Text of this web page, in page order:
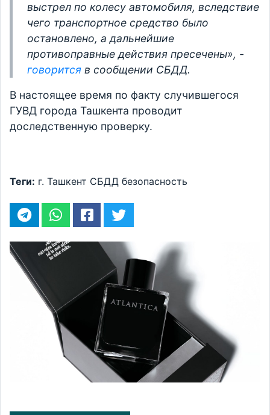
выстрел по колесу автомобиля, вследствие
чего транспортное средство было
остановлено, а дальнейшие
противоправные действия пресечены», -
говорится в сообщении СБДД.
В настоящее время по факту случившегося
ГУВД города Ташкента проводит
доследственную проверку.
Теги: г. Ташкент СБДД безопасность